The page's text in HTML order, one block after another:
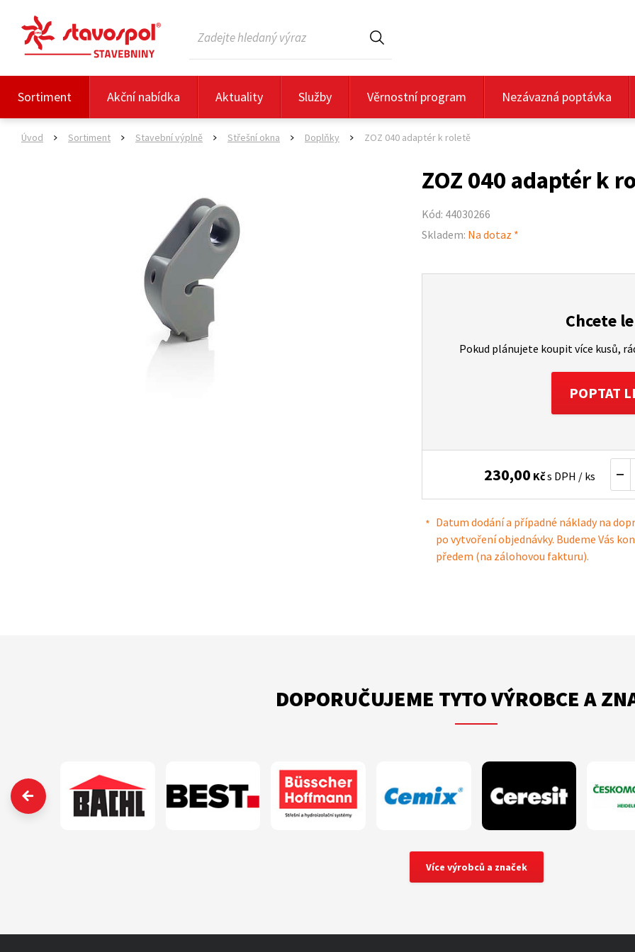
Sortiment Akční nabídka Aktuality Služby Věrnostní program Nezávazná poptávka
Úvod Sortiment Stavební výplně Střešní okna Doplňky ZOZ 040 adaptér k roletě
ZOZ 040 adaptér k
Kód: 44030266
Skladem: Na dotaz *
Chcete
Pokud plánujete koupit více kusů,
POPTAT
230,00 Kčs DPH / ks
Datum dodání a případné náklady na
po vytvoření objednávky. Budeme Vás
předem (na zálohovou fakturu).
DOPORUČUJEME TYTO VÝROBCE A
‹
Více výrobců a značek